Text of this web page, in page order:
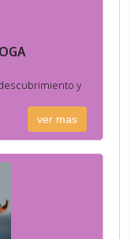
y
ver mas